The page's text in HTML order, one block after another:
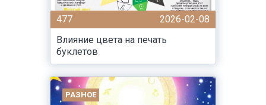
477
2026-02-08
Влияние цвета на печать
буклетов
РАЗНОЕ